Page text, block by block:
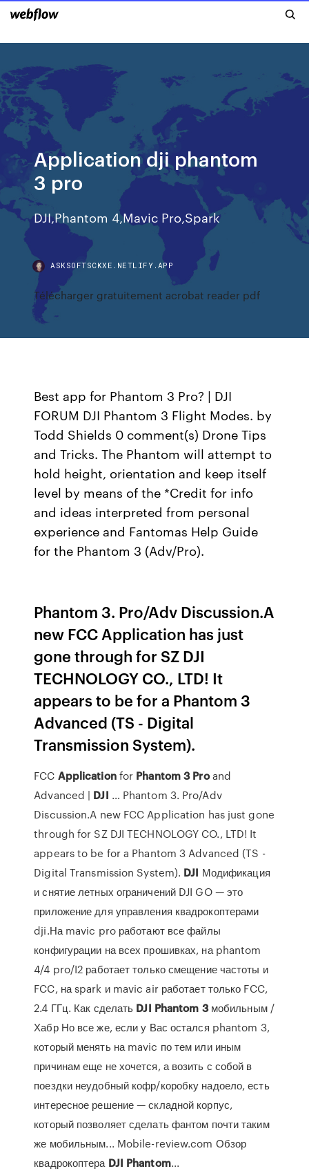
Application dji phantom
3 pro
DJI,Phantom 4,Mavic Pro,Spark
ASKSOFTSCKXE.NETLIFY.APP
Télécharger gratuitement acrobat reader pdf
Best app for Phantom 3 Pro? | DJI
FORUM DJI Phantom 3 Flight Modes. by
Todd Shields 0 comment(s) Drone Tips
and Tricks. The Phantom will attempt to
hold height, orientation and keep itself
level by means of the *Credit for info
and ideas interpreted from personal
experience and Fantomas Help Guide
for the Phantom 3 (Adv/Pro).
Phantom 3. Pro/Adv Discussion.A
new FCC Application has just
gone through for SZ DJI
TECHNOLOGY CO., LTD! It
appears to be for a Phantom 3
Advanced (TS - Digital
Transmission System).
FCC Applicationfor Phantom3 Proand
Advanced | DJI … Phantom 3. Pro/Adv
Discussion.A new FCC Application has just gone
through for SZ DJI TECHNOLOGY CO., LTD! It
appears to be for a Phantom 3 Advanced (TS -
Digital Transmission System). DJI Модификация
и снятие летных ограничений DJI GO — это
приложение для управления квадрокоптерами
dji.На mavic pro работают все файлы
конфигурации на всех прошивках, на phantom
4/4 pro/I2 работает только смещение частоты и
FCC, на spark и mavic air работает только FCC,
2.4 ГГц. Как сделать DJI Phantom 3мобильным /
Хабр Но все же, если у Вас остался phantom 3,
который менять на mavic по тем или иным
причинам еще не хочется, а возить с собой в
поездки неудобный кофр/коробку надоело, есть
интересное решение — складной корпус,
который позволяет сделать фантом почти таким
же мобильным... Mobile-review.com Обзор
квадрокоптера DJI Phantom...